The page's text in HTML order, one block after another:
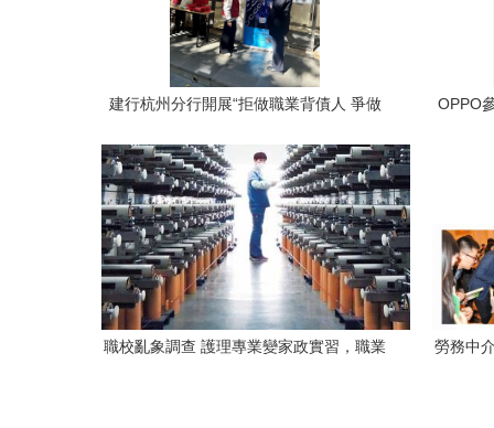
建行杭州分行開展“拒做職業背債人 爭做
金融風險
OPPO
職校亂象調查 護理專業變家政實習，職業
勞務中